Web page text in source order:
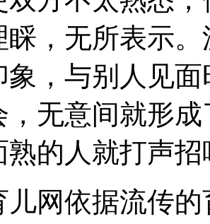
睬，无所表示
象，与别人见
，无意间就形
熟的人就打声
儿网依据流传